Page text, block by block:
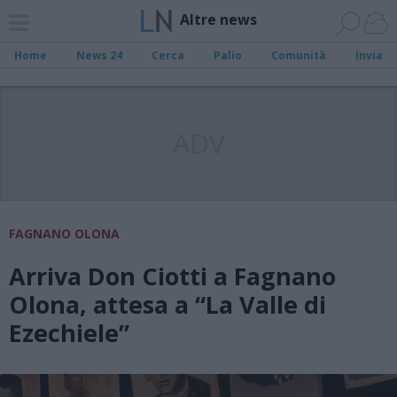
Altre news
Home News 24 Cerca Palio Comunità Invia
FAGNANO OLONA
Arriva Don Ciotti a Fagnano
Olona, attesa a “La Valle di
Ezechiele”